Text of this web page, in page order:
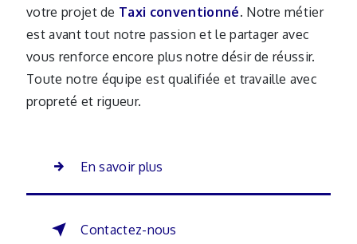
votre projet de Taxi conventionné. Notre métier
est avant tout notre passion et le partager avec
vous renforce encore plus notre désir de réussir.
Toute notre équipe est qualifiée et travaille avec
propreté et rigueur.
En savoir plus
Contactez-nous